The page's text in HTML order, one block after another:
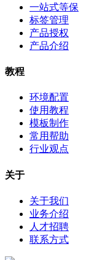
一站式等保
标签管理
产品授权
产品介绍
教程
环境配置
使用教程
模板制作
常用帮助
行业观点
关于
关于我们
业务介绍
人才招聘
联系方式